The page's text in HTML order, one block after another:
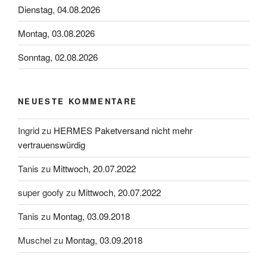
Dienstag, 04.08.2026
Montag, 03.08.2026
Sonntag, 02.08.2026
NEUESTE KOMMENTARE
Ingridzu HERMES Paketversand nicht mehr
vertrauenswürdig
Tanis zu Mittwoch, 20.07.2022
super goofy zu Mittwoch, 20.07.2022
Tanis zu Montag, 03.09.2018
Muschelzu Montag, 03.09.2018